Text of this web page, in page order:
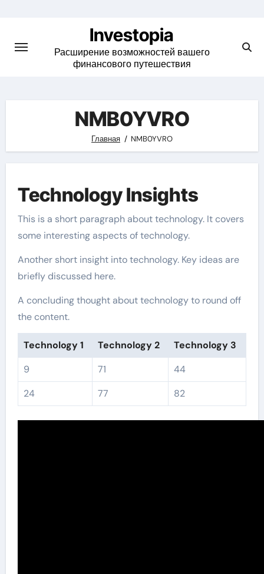
content
Investopia
Расширение возможностей вашего
финансового путешествия
NMB0YVRO
Главная NMB0YVRO
Technology Insights
This is a short paragraph about technology. It covers
some interesting aspects of technology.
Another short insight into technology. Key ideas are
briefly discussed here.
A concluding thought about technology to round off
the content.
Technology 1 Technology 2
Technology 3
9
71
44
24
77 82